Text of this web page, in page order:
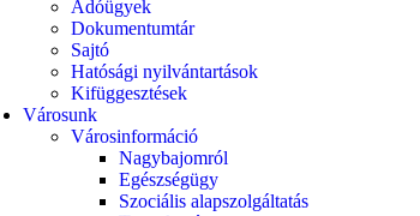
Adóügyek
Dokumentumtár
Sajtó
Hatósági nyilvántartások
Kifüggesztések
Városunk
Városinformáció
Nagybajomról
Egészségügy
Szociális alapszolgáltatás​